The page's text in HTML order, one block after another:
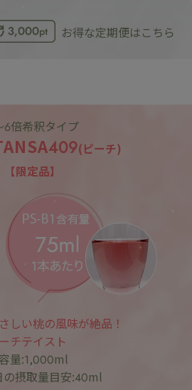
お得な定期便はこちら
6倍希釈タイプ
(ピーチ)
【限定品】
しい桃の風味が絶品！
チテイスト
量:1,000ml
の摂取量目安:40ml